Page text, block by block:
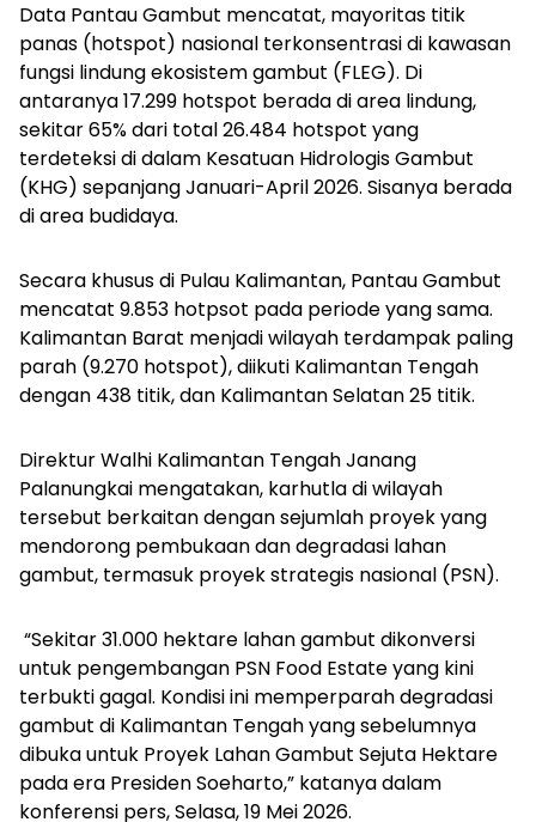
Data Pantau Gambut mencatat, mayoritas titik
panas (hotspot) nasional terkonsentrasi di kawasan
fungsi lindung ekosistem gambut (FLEG). Di
antaranya 17.299 hotspot berada di area lindung,
sekitar 65% dari total 26.484 hotspot yang
terdeteksi di dalam Kesatuan Hidrologis Gambut
(KHG) sepanjang Januari-April 2026. Sisanya berada
di area budidaya.
Secara khusus di Pulau Kalimantan, Pantau Gambut
mencatat 9.853 hotpsot pada periode yang sama.
Kalimantan Barat menjadi wilayah terdampak paling
parah (9.270 hotspot), diikuti Kalimantan Tengah
dengan 438 titik, dan Kalimantan Selatan 25 titik.
Direktur Walhi Kalimantan Tengah Janang
Palanungkai mengatakan, karhutla di wilayah
tersebut berkaitan dengan sejumlah proyek yang
mendorong pembukaan dan degradasi lahan
gambut, termasuk proyek strategis nasional (PSN).
“Sekitar 31.000 hektare lahan gambut dikonversi
untuk pengembangan PSN Food Estate yang kini
terbukti gagal. Kondisi ini memperparah degradasi
gambut di Kalimantan Tengah yang sebelumnya
dibuka untuk Proyek Lahan Gambut Sejuta Hektare
pada era Presiden Soeharto,” katanya dalam
konferensi pers, Selasa, 19 Mei 2026.